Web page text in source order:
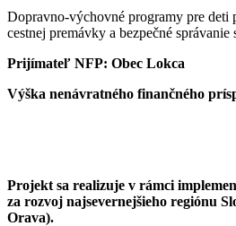
Dopravno-výchovné programy pre deti
cestnej premávky a bezpečné správanie
Prijímateľ NFP: Obec Lokca
Výška nenávratného finančného
Projekt sa realizuje v rámci
za rozvoj najsevernejšieho regiónu
Orava).